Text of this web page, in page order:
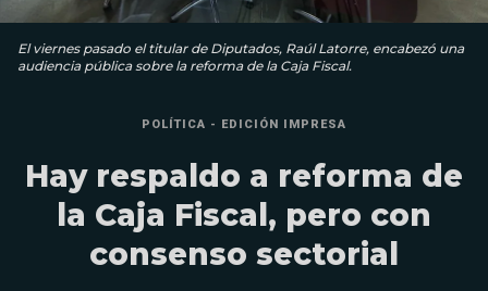
El viernes pasado el titular de Diputados, Raúl Latorre, encabezó una
audiencia pública sobre la reforma de la Caja Fiscal.
POLÍTICA - EDICIÓN IMPRESA
Hay respaldo a reforma de
la Caja Fiscal, pero con
consenso sectorial